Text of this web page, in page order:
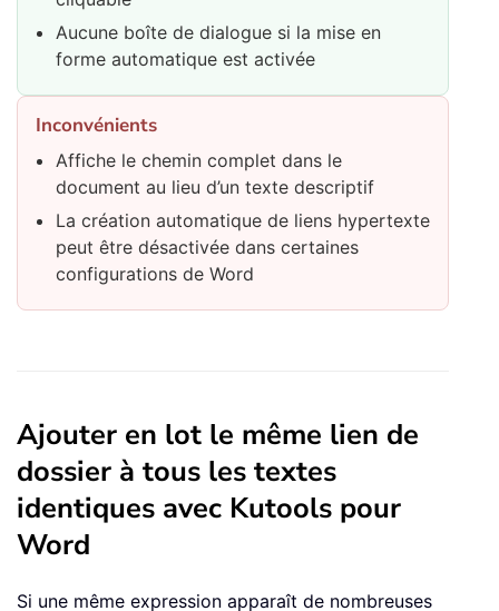
Aucune boîte de dialogue si la mise en
forme automatique est activée
Inconvénients
Affiche le chemin complet dans le
document au lieu d’un texte descriptif
La création automatique de liens hypertexte
peut être désactivée dans certaines
configurations de Word
Ajouter en lot le même lien de
dossier à tous les textes
identiques avec Kutools pour
Word
Si une même expression apparaît de nombreuses